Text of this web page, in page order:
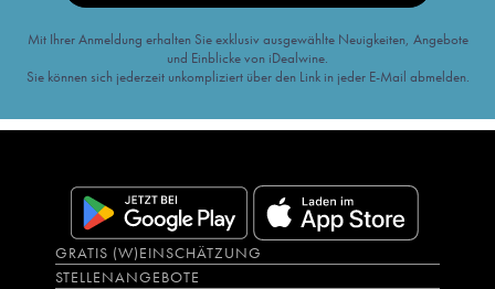
Mit Ihrer Anmeldung erhalten Sie exklusiv ausgewählte Neuigkeiten, Angebote
und Einblicke von iDealwine.
Sie können sich jederzeit unkompliziert über den Link in jeder E-Mail abmelden.
GRATIS (W)EINSCHÄTZUNG
STELLENANGEBOTE